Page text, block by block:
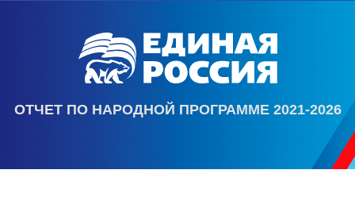
ОТЧЕТ ПО НАРОДНОЙ ПРОГРАММЕ 2021-2026